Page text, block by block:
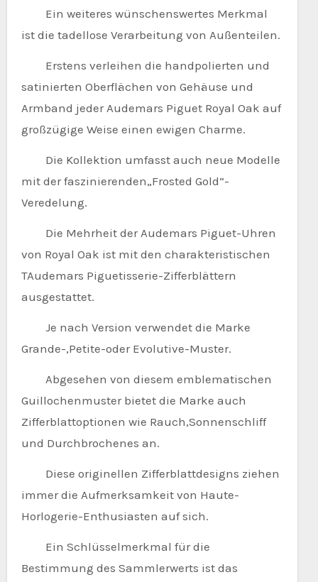
Ein weiteres wünschenswertes Merkmal
ist die tadellose Verarbeitung von Außenteilen.
Erstens verleihen die handpolierten und
satinierten Oberflächen von Gehäuse und
Armband jeder Audemars Piguet Royal Oak auf
großzügige Weise einen ewigen Charme.
Die Kollektion umfasst auch neue Modelle
mit der faszinierenden„Frosted Gold“-
Veredelung.
Die Mehrheit der Audemars Piguet-Uhren
von Royal Oak ist mit den charakteristischen
TAudemars Piguetisserie-Zifferblättern
ausgestattet.
Je nach Version verwendet die Marke
Grande-,Petite-oder Evolutive-Muster.
Abgesehen von diesem emblematischen
Guillochenmuster bietet die Marke auch
Zifferblattoptionen wie Rauch,Sonnenschliff
und Durchbrochenes an.
Diese originellen Zifferblattdesigns ziehen
immer die Aufmerksamkeit von Haute-
Horlogerie-Enthusiasten auf sich.
Ein Schlüsselmerkmal für die
Bestimmung des Sammlerwerts ist das